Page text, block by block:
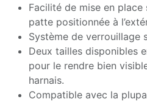
Facilité de mise en place
patte positionnée à
Système de verrouillage
Deux tailles disponibles
pour le rendre bien
harnais.
Compatible avec la